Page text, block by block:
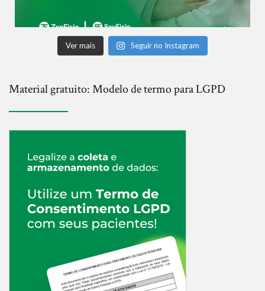
Ver mais Seguir no Instagram
Material gratuito: Modelo de termo para LGPD